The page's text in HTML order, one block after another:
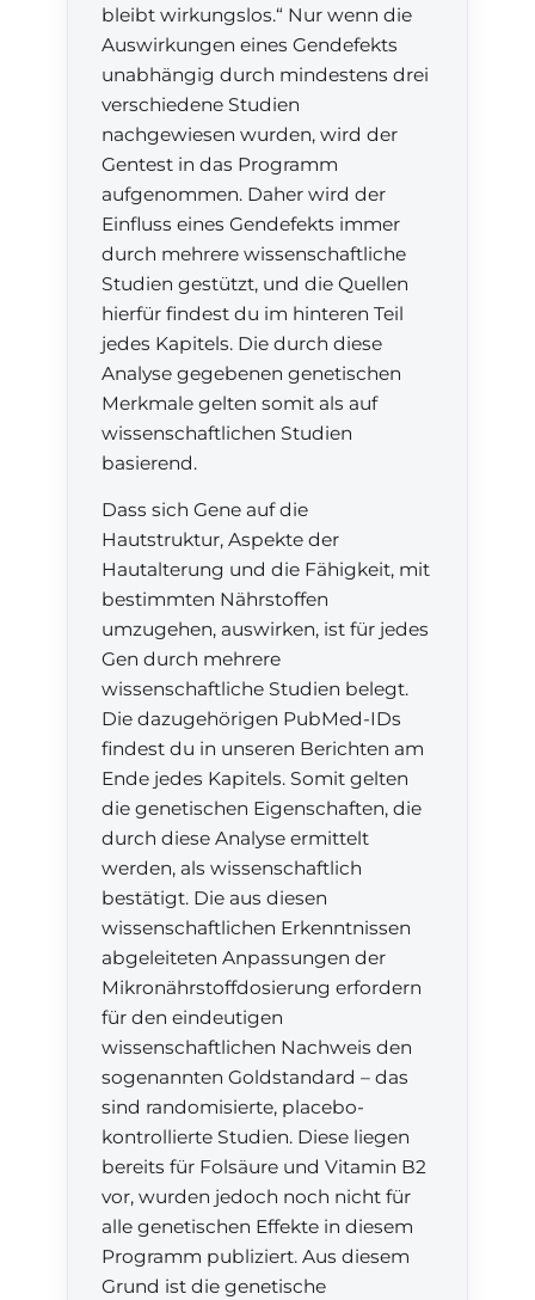
bleibt wirkungslos.“ Nur wenn die
Auswirkungen eines Gendefekts
unabhängig durch mindestens drei
verschiedene Studien
nachgewiesen wurden, wird der
Gentest in das Programm
aufgenommen. Daher wird der
Einfluss eines Gendefekts immer
durch mehrere wissenschaftliche
Studien gestützt, und die Quellen
hierfür findest du im hinteren Teil
jedes Kapitels. Die durch diese
Analyse gegebenen genetischen
Merkmale gelten somit als auf
wissenschaftlichen Studien
basierend.
Dass sich Gene auf die
Hautstruktur, Aspekte der
Hautalterung und die Fähigkeit, mit
bestimmten Nährstoffen
umzugehen, auswirken, ist für jedes
Gen durch mehrere
wissenschaftliche Studien belegt.
Die dazugehörigen PubMed-IDs
findest du in unseren Berichten am
Ende jedes Kapitels. Somit gelten
die genetischen Eigenschaften, die
durch diese Analyse ermittelt
werden, als wissenschaftlich
bestätigt. Die aus diesen
wissenschaftlichen Erkenntnissen
abgeleiteten Anpassungen der
Mikronährstoffdosierung erfordern
für den eindeutigen
wissenschaftlichen Nachweis den
sogenannten Goldstandard – das
sind randomisierte, placebo-
kontrollierte Studien. Diese liegen
bereits für Folsäure und Vitamin B2
vor, wurden jedoch noch nicht für
alle genetischen Effekte in diesem
Programm publiziert. Aus diesem
Grund ist die genetische